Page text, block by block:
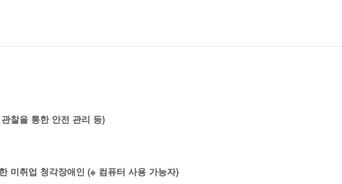
찰을 통한 안전 관리 등)
미취업 청각장애인 (※ 컴퓨터 사용 가능자)